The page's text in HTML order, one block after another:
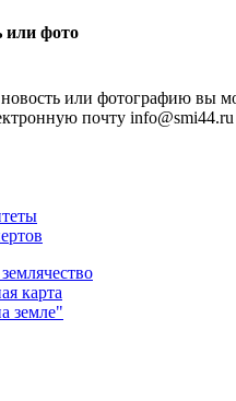
или фото
или фотографию вы
почту info@smi44.ru
карта
земле"